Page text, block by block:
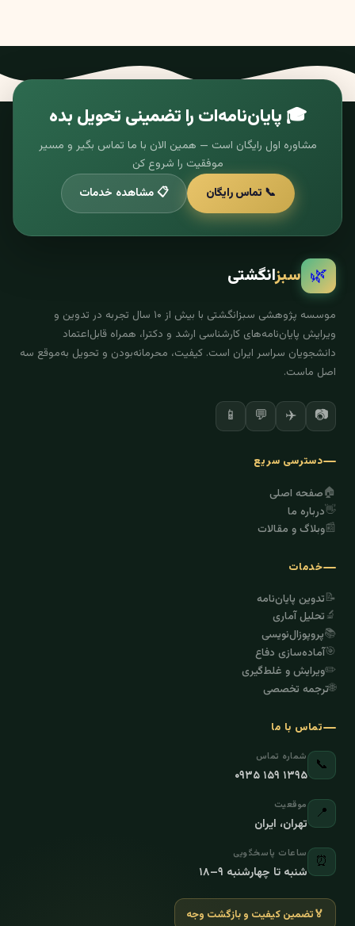
🎓 پایان‌نامه‌ات را تضمینی تحویل بده
مشاوره اول رایگان است — همین الان با ما تماس بگیر و مسیر
موفقیت را شروع کن
📞 تماس رایگان
📋 مشاهده خدمات
🌿 سبزانگشتی
موسسه پژوهشی سبزانگشتی با بیش از ۱۰ سال تجربه در تدوین و
ویرایش پایان‌نامه‌های کارشناسی ارشد و دکترا، همراه قابل‌اعتماد
دانشجویان سراسر ایران است. کیفیت، محرمانه‌بودن و تحویل به‌موقع سه
اصل ماست.
📷
✈️
💬
📱
دسترسی سریع
🏠صفحه اصلی
👋درباره ما
📰وبلاگ و مقالات
خدمات
📝تدوین پایان‌نامه
🔬تحلیل آماری
📚پروپوزال‌نویسی
🎯آماده‌سازی دفاع
✏️ویرایش و غلط‌گیری
🌐ترجمه تخصصی
تماس با ما
📞 شماره تماس
۰۹۳۵ ۱۵۹ ۱۳۹۵
📍 موقعیت
تهران، ایران
⏰ ساعات پاسخگویی
شنبه تا چهارشنبه ۹–۱۸
🏅تضمین کیفیت و بازگشت وجه